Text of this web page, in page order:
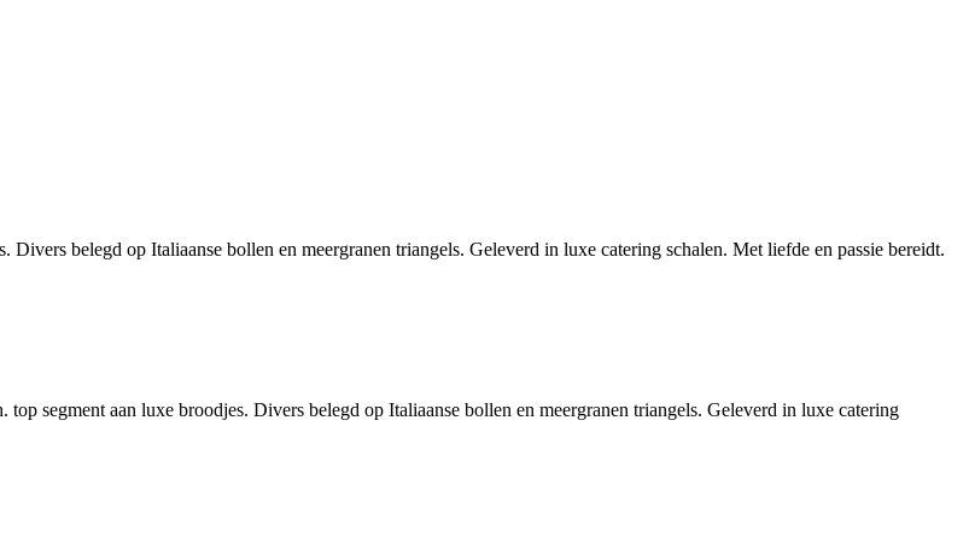
belegd op Italiaanse bollen en meergranen triangels. Geleverd in luxe catering schalen. Met liefde en passie bereidt.
segment aan luxe broodjes. Divers belegd op Italiaanse bollen en meergranen triangels. Geleverd in luxe catering